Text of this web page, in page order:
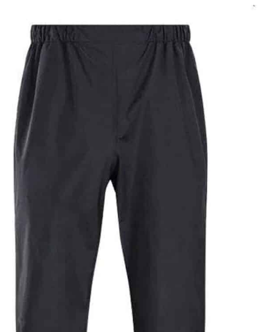
de l'étanchéité, améliorant l'ajustement
enveloppant et le soutien sur le cou-de-pied.